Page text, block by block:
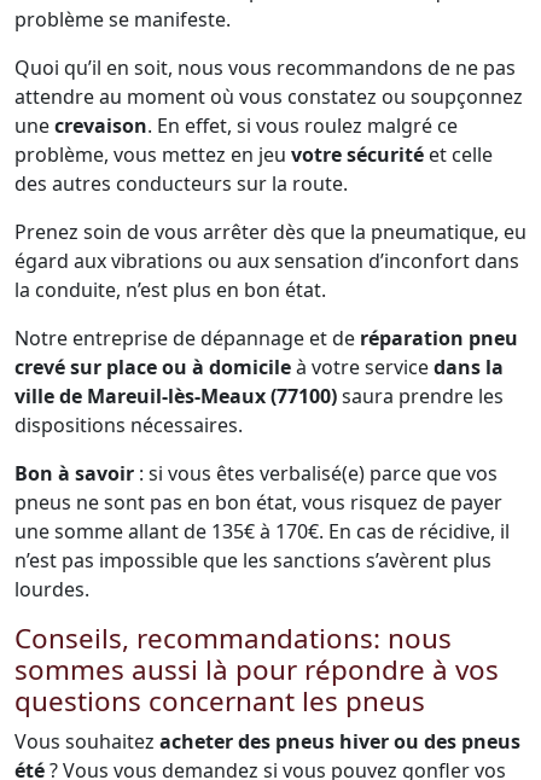
problème se manifeste.
Quoi qu’il en soit, nous vous recommandons de ne pas
attendre au moment où vous constatez ou soupçonnez
unecrevaison. En effet, si vous roulez malgré ce
problème, vous mettez en jeu votre sécurité et celle
des autres conducteurs sur la route.
Prenez soin de vous arrêter dès que la pneumatique, eu
égard aux vibrations ou aux sensation d’inconfort dans
la conduite, n’est plus en bon état.
Notre entreprise de dépannage et de réparation pneu
crevé sur place ou à domicileà votre servicedans la
ville de Mareuil-lès-Meaux (77100)saura prendre les
dispositions nécessaires.
Bon à savoir : si vous êtes verbalisé(e) parce que vos
pneus ne sont pas en bon état, vous risquez de payer
une somme allant de 135€ à 170€. En cas de récidive, il
n’est pas impossible que les sanctions s’avèrent plus
lourdes.
Conseils, recommandations: nous
sommes aussi là pour répondre à vos
questions concernant les pneus
Vous souhaitez acheter des pneus hiver ou des pneus
été? Vous vous demandez si vous pouvez gonfler vos